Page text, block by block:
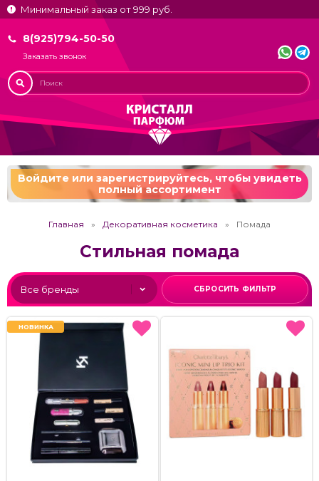
Минимальный заказ от 999 руб.
8(925)794-50-50
Заказать звонок
Войдите или зарегистрируйтесь,чтобы увидеть
полный ассортимент
Главная Декоративная косметика Помада
Стильная помада
СБРОСИТЬ ФИЛЬТР
НОВИНКА
НОВИНКА